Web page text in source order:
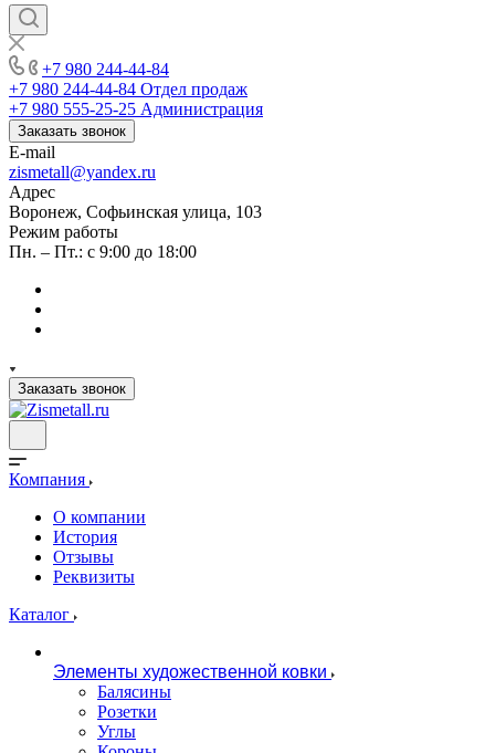
+7 980 244-44-84
+7 980 244-44-84 Отдел продаж
+7 980 555-25-25 Администрация
Заказать звонок
E-mail
zismetall@yandex.ru
Адрес
Воронеж, Софьинская улица, 103
Режим работы
Пн. – Пт.: с 9:00 до 18:00
Заказать звонок
Компания
О компании
История
Отзывы
Реквизиты
Каталог
Элементы художественной ковки
Балясины
Розетки
Углы